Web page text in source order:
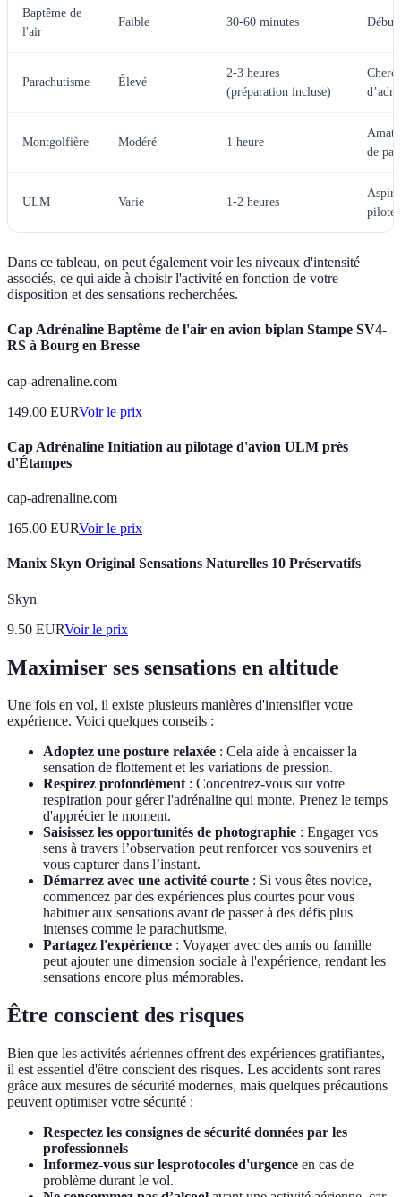
Baptême de
l'air
Faible 30-60 minutes
Parachutisme Élevé
2-3 heures
(préparation incluse)
Montgolfière Modéré 1 heure
de
ULM Varie 1-2 heures
piloter
Dans ce tableau, on peut également voir les niveaux d'intensité
associés, ce qui aide à choisir l'activité en fonction de votre
disposition et des sensations recherchées.
Cap Adrénaline Baptême de l'air en avion biplan Stampe SV4-
RS à Bourg en Bresse
cap-adrenaline.com
149.00 EURVoir le prix
Cap Adrénaline Initiation au pilotage d'avion ULM près
d'Étampes
cap-adrenaline.com
165.00 EURVoir le prix
Manix Skyn Original Sensations Naturelles 10 Préservatifs
Skyn
9.50 EURVoir le prix
Maximiser ses sensations en altitude
Une fois en vol, il existe plusieurs manières d'intensifier votre
expérience. Voici quelques conseils :
Adoptez une posture relaxée : Cela aide à encaisser la
sensation de flottement et les variations de pression.
Respirez profondément: Concentrez-vous sur votre
respiration pour gérer l'adrénaline qui monte. Prenez le temps
d'apprécier le moment.
Saisissez les opportunités de photographie : Engager vos
sens à travers l’observation peut renforcer vos souvenirs et
vous capturer dans l’instant.
Démarrez avec une activité courte : Si vous êtes novice,
commencez par des expériences plus courtes pour vous
habituer aux sensations avant de passer à des défis plus
intenses comme le parachutisme.
Partagez l'expérience : Voyager avec des amis ou famille
peut ajouter une dimension sociale à l'expérience, rendant les
sensations encore plus mémorables.
Être conscient des risques
Bien que les activités aériennes offrent des expériences gratifiantes,
il est essentiel d'être conscient des risques. Les accidents sont rares
grâce aux mesures de sécurité modernes, mais quelques précautions
peuvent optimiser votre sécurité :
Respectez les consignes de sécurité données par les
professionnels
Informez-vous sur lesprotocoles d'urgence en cas de
problème durant le vol.